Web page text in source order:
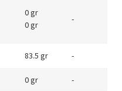
0 gr
0 gr
-
83.5 gr -
0 gr -